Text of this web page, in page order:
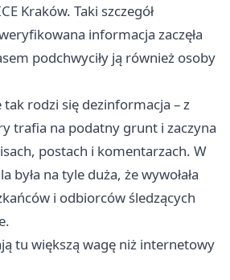
Kraków. Taki szczegół
informacja zaczęła
podchwyciły ją również osoby
tak rodzi się dezinformacja – z
trafia na podatny grunt i zaczyna
postach i komentarzach. W
była na tyle duża, że wywołała
i odbiorców śledzących
tu większą wagę niż internetowy